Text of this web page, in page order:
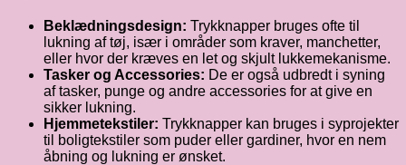
Beklædningsdesign: Trykknapper bruges ofte til
lukning af tøj, især i områder som kraver, manchetter,
eller hvor der kræves en let og skjult lukkemekanisme.
Tasker og Accessories: De er også udbredt i syning
af tasker, punge og andre accessories for at give en
sikker lukning.
Hjemmetekstiler: Trykknapper kan bruges i syprojekter
til boligtekstiler som puder eller gardiner, hvor en nem
åbning og lukning er ønsket.